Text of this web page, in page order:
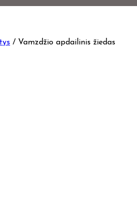
/ Vamzdžio apdailinis žiedas